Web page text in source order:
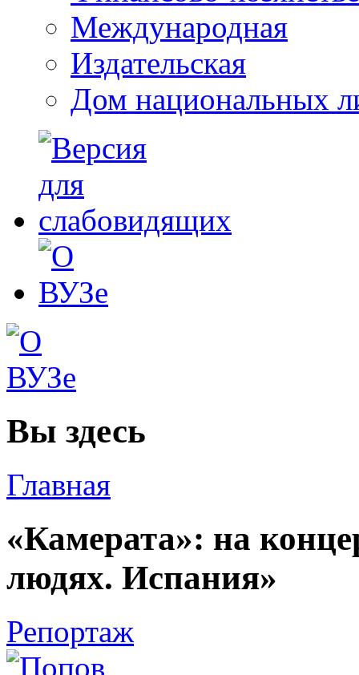
Международная
Издательская
Дом национальных
Вы здесь
Главная
«Камерата»: на
людях. Испания»
Репортаж